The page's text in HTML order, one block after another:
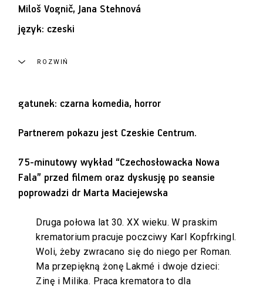
Miloš Vognič, Jana Stehnová
język: czeski
ROZWIŃ
gatunek: czarna komedia, horror
Partnerem pokazu jest Czeskie Centrum.
75-minutowy wykład “Czechosłowacka Nowa
Fala” przed filmem oraz dyskusję po seansie
poprowadzi dr Marta Maciejewska
Druga połowa lat 30. XX wieku. W praskim
krematorium pracuje poczciwy Karl Kopfrkingl.
Woli, żeby zwracano się do niego per Roman.
Ma przepiękną żonę Lakmé i dwoje dzieci:
Zinę i Milika. Praca krematora to dla